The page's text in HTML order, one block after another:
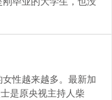
性越来越多。最新加
是原央视主持人柴